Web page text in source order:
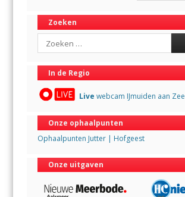
Zoeken
Search
In de Regio
Live webcam IJmuiden aan Zee
Onze ophaalpunten
Ophaalpunten Jutter | Hofgeest
Onze uitgaven